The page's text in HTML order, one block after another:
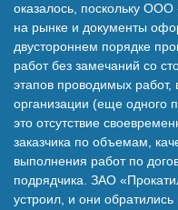
оказалось, поскольку ООО
на рынке и документы
двустороннем порядке
работ без замечаний со
этапов проводимых
организации (еще одного
это отсутствие
заказчика по объемам,
выполнения работ по
подрядчика. ЗАО
устроил, и они